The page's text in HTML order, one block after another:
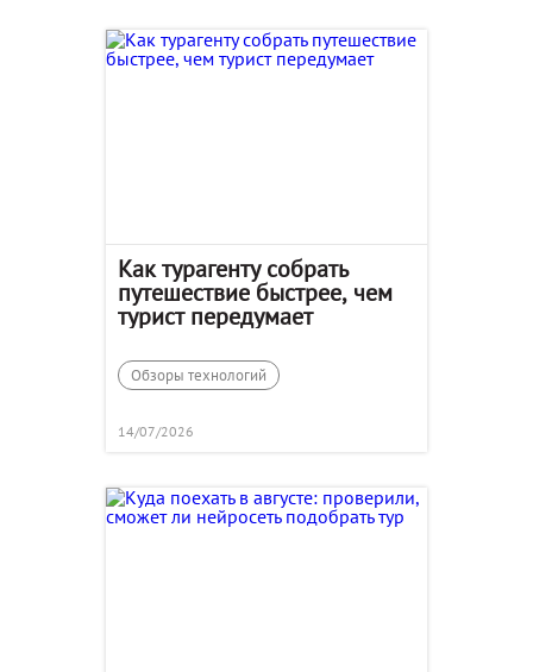
Как турагенту собрать
путешествие быстрее, чем
турист передумает
Обзоры технологий
14/07/2026